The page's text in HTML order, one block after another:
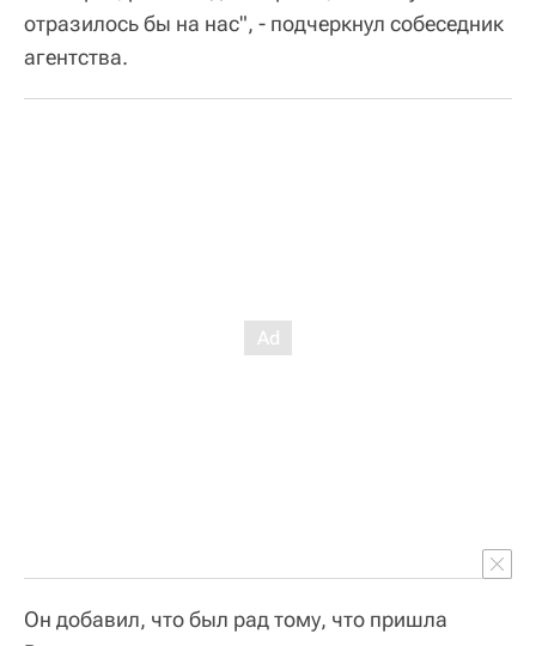
отразилось бы на нас", - подчеркнул собеседник
агентства.
Он добавил, что был рад тому, что пришла